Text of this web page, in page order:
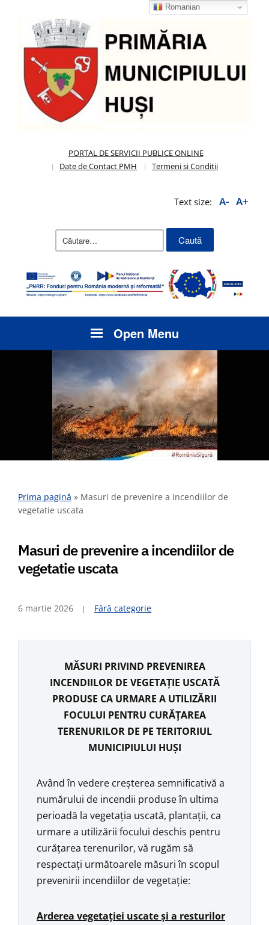
PORTAL DE SERVICII PUBLICE ONLINE
Date de Contact PMH
Termeni si Conditii
Text size: A- A+
Caută
Open Menu
Prima pagină » Masuri de prevenire a incendiilor de
vegetatie uscata
Masuri de prevenire a incendiilor de
vegetatie uscata
6 martie 2026 Fără categorie
MĂSURI PRIVIND PREVENIREA
INCENDIILOR DE VEGETAȚIE USCATĂ
PRODUSE CA URMARE A UTILIZĂRII
FOCULUI PENTRU CURĂȚAREA
TERENURILOR DE PE TERITORIUL
MUNICIPIULUI HUȘI
Având în vedere creșterea semnificativă a
numărului de incendii produse în ultima
perioadă la vegetația uscată, plantații, ca
urmare a utilizării focului deschis pentru
curățarea terenurilor, vă rugăm să
respectați următoarele măsuri în scopul
prevenirii incendiilor de vegetație:
Arderea vegetației uscate și a resturilor
Romanian